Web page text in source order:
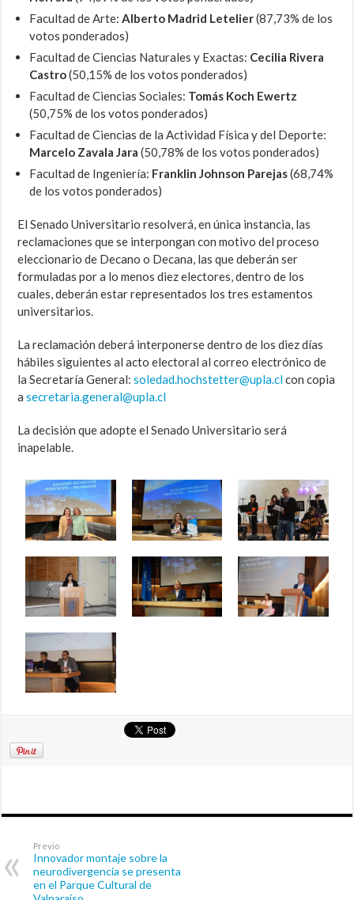
Facultad de Arte:Alberto Madrid Letelier(87,73% de los
votos ponderados)
Facultad de Ciencias Naturales y Exactas: Cecilia Rivera
Castro(50,15% de los votos ponderados)
Facultad de Ciencias Sociales: Tomás Koch Ewertz
(50,75% de los votos ponderados)
Facultad de Ciencias de la Actividad Física y del Deporte:
Marcelo Zavala Jara(50,78% de los votos ponderados)
Facultad de Ingeniería: Franklin Johnson Parejas(68,74%
de los votos ponderados)
El Senado Universitario resolverá, en única instancia, las
reclamaciones que se interpongan con motivo del proceso
eleccionario de Decano o Decana, las que deberán ser
formuladas por a lo menos diez electores, dentro de los
cuales, deberán estar representados los tres estamentos
universitarios.
La reclamación deberá interponerse dentro de los diez días
hábiles siguientes al acto electoral al correo electrónico de
la Secretaría General:soledad.hochstetter@upla.clcon copia
asecretaria.general@upla.cl
La decisión que adopte el Senado Universitario será
inapelable.
Previo
Innovador montaje sobre la
neurodivergencia se presenta
en el Parque Cultural de